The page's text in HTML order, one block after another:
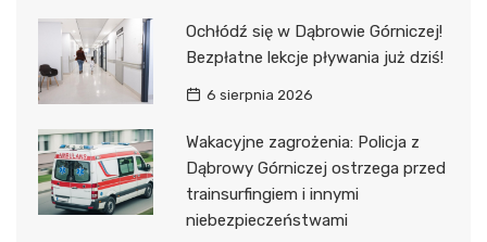
Ochłódź się w Dąbrowie Górniczej!
Bezpłatne lekcje pływania już dziś!
6 sierpnia 2026
Wakacyjne zagrożenia: Policja z
Dąbrowy Górniczej ostrzega przed
trainsurfingiem i innymi
niebezpieczeństwami